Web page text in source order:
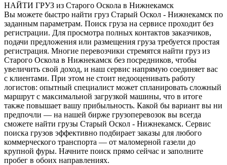
НАЙТИ ГРУЗ из Старого Оскола в Нижнекамск
Вы можете быстро найти груз Старый Оскол - Нижнекамск по
заданным параметрам. Поиск груза на сервисе проходит без
регистрации. Для просмотра полных контактов заказчиков,
подачи предложения или размещения груза требуется простая
регистрация. Многие перевозчики стремятся найти груз из
Старого Оскола в Нижнекамск без посредников, чтобы
увеличить свой доход, и наш сервис напрямую соединяет вас
с клиентами. При этом не стоит недооценивать работу
логистов: опытный специалист может спланировать сложный
маршрут с максимальной загрузкой машины, что в итоге
также повышает вашу прибыльность. Какой бы вариант вы ни
предпочли — на нашей бирже грузоперевозок вы всегда
сможете найти грузы Старый Оскол - Нижнекамск. Сервис
поиска грузов эффективно подбирает заказы для любого
коммерческого транспорта — от маломерной газели до
крупной фуры. Начните поиск прямо сейчас и заполните
пробег в обоих направлениях.